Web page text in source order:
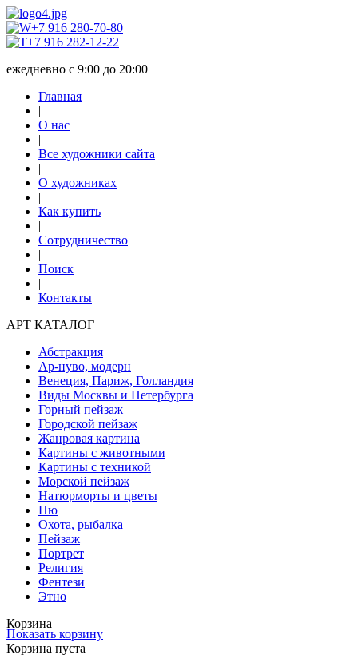
+7 916 280-70-80
+7 916 282-12-22
ежедневно с 9:00 до 20:00
Главная
|
О нас
|
Все художники сайта
|
О художниках
|
Как купить
|
Сотрудничество
|
Поиск
|
Контакты
АРТ КАТАЛОГ
Абстракция
Ар-нуво, модерн
Венеция, Париж, Голландия
Виды Москвы и Петербурга
Горный пейзаж
Городской пейзаж
Жанровая картина
Картины с животными
Картины с техникой
Морской пейзаж
Натюрморты и цветы
Ню
Охота, рыбалка
Пейзаж
Портрет
Религия
Фентези
Этно
Корзина
Показать корзину
Корзина пуста